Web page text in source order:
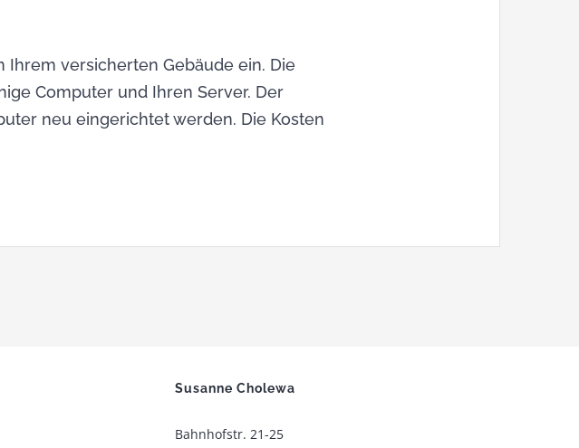
Ihrem versicherten Gebäude ein. Die
Computer und Ihren Server. Der
neu eingerichtet werden. Die Kosten
Susanne Cholewa
Bahnhofstr. 21-25